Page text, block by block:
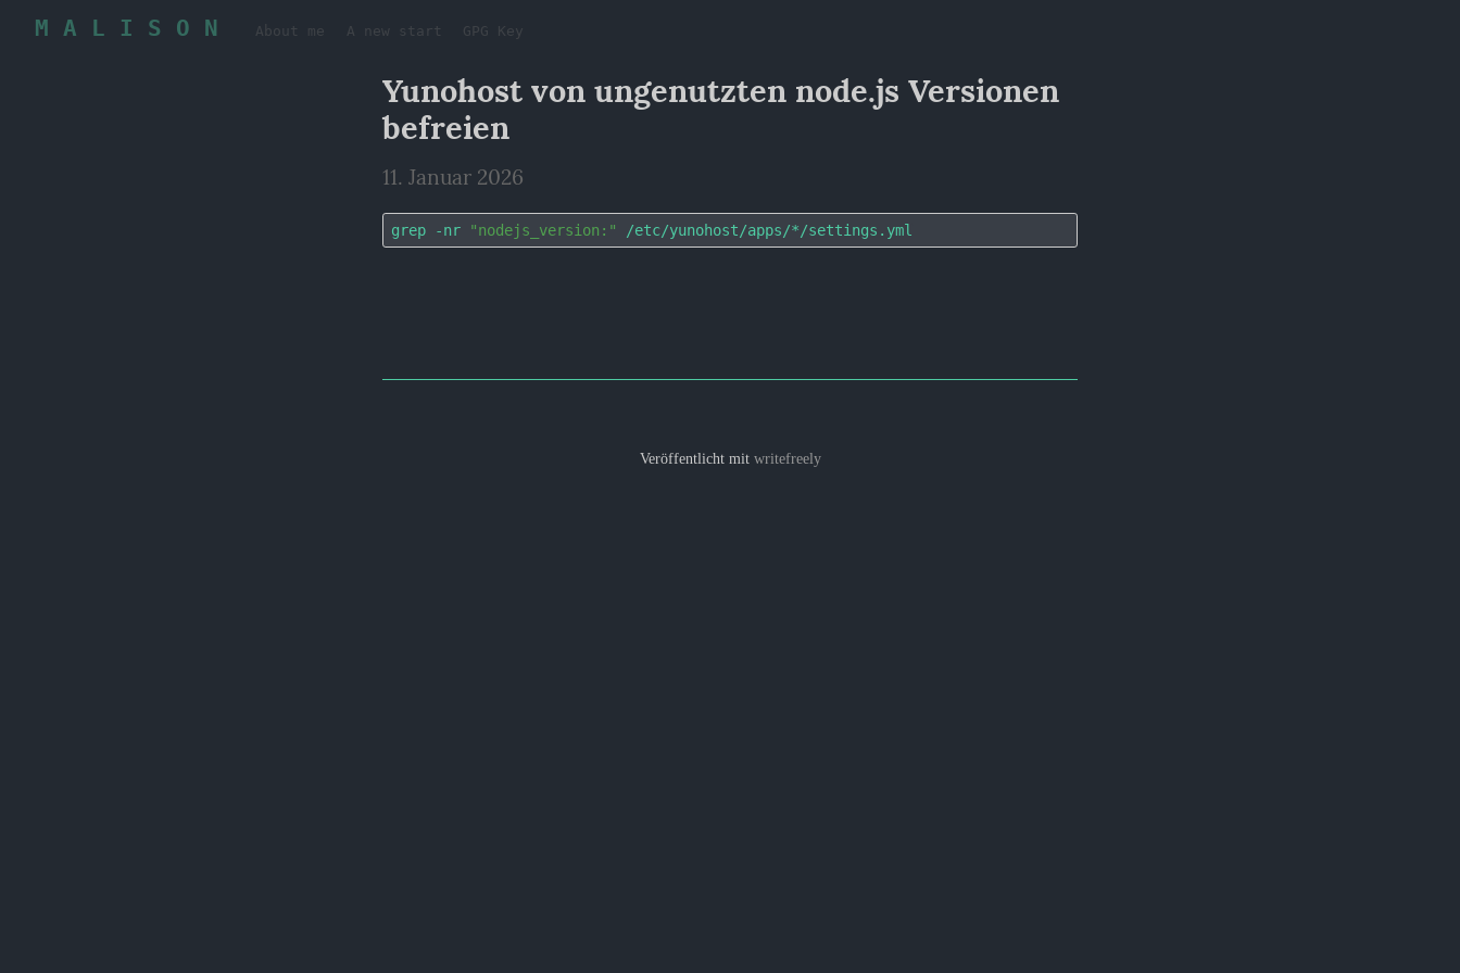
M A L I S O N About me A new start GPG Key
Yunohost von ungenutzten node.js Versionen
befreien
11. Januar 2026
grep -nr "nodejs_version:"
Veröffentlicht mit writefreely